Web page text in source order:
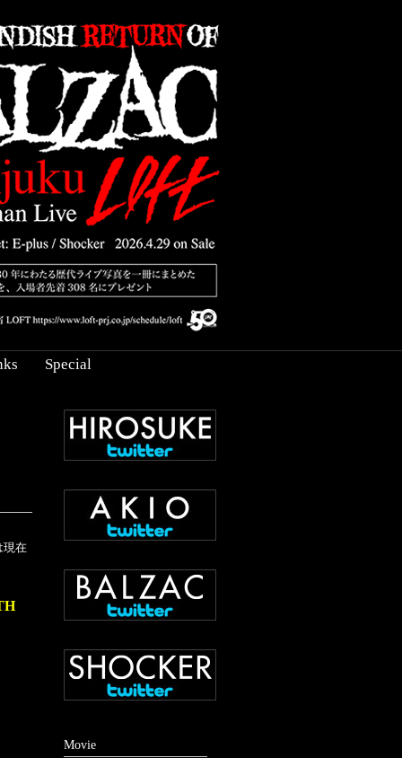
Special
現在
Movie